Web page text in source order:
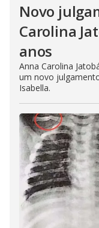
Novo
Carolina
anos
Anna Carolina
um novo
Isabella.